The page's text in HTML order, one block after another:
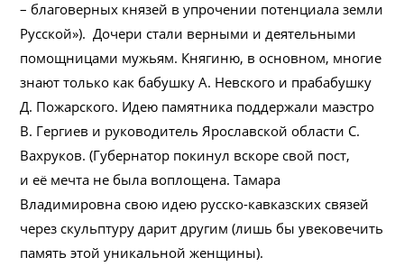
– благоверных князей в упрочении потенциала земли
Русской»). Дочери стали верными и деятельными
помощницами мужьям. Княгиню, в основном, многие
знают только как бабушку А. Невского и прабабушку
Д. Пожарского. Идею памятника поддержали маэстро
В. Гергиев и руководитель Ярославской области С.
Вахруков. (Губернатор покинул вскоре свой пост,
и её мечта не была воплощена. Тамара
Владимировна свою идею русско-кавказских связей
через скульптуру дарит другим (лишь бы увековечить
память этой уникальной женщины).